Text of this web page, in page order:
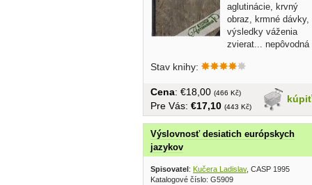
aglutinácie, krvný
obraz, krmné dávky,
výsledky váženia
zvierat... nepôvodná
Stav knihy:
kúpiť
Cena: €18,00 (466 Kč)
Pre Vás: €17,10 (443 Kč)
Výslovnosť desiatich európskych
jazykov
Spisovatel : Kučera Ladislav, CASP 1995
Katalogové číslo: G5909